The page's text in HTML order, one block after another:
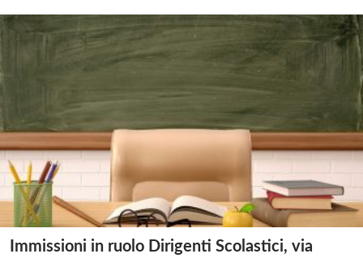
Immissioni in ruolo Dirigenti Scolastici, via